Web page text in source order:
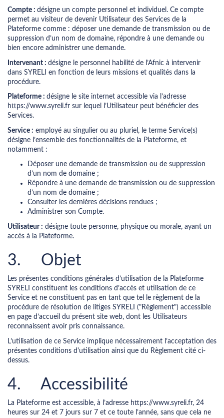
Compte : désigne un compte personnel et individuel. Ce compte
permet au visiteur de devenir Utilisateur des Services de la
Plateforme comme : déposer une demande de transmission ou de
suppression d’un nom de domaine, répondre à une demande ou
bien encore administrer une demande.
Intervenant : désigne le personnel habilité de l’Afnic à intervenir
dans SYRELI en fonction de leurs missions et qualités dans la
procédure.
Plateforme : désigne le site internet accessible via l’adresse
https://www.syreli.fr sur lequel l’Utilisateur peut bénéficier des
Services.
Service : employé au singulier ou au pluriel, le terme Service(s)
désigne l’ensemble des fonctionnalités de la Plateforme, et
notamment :
Déposer une demande de transmission ou de suppression
d’un nom de domaine ;
Répondre à une demande de transmission ou de suppression
d’un nom de domaine ;
Consulter les dernières décisions rendues ;
Administrer son Compte.
Utilisateur : désigne toute personne, physique ou morale, ayant un
accès à la Plateforme.
3. Objet
Les présentes conditions générales d’utilisation de la Plateforme
SYRELI constituent les conditions d’accès et utilisation de ce
Service et ne constituent pas en tant que tel le règlement de la
procédure de résolution de litiges SYRELI ("Règlement") accessible
en page d’accueil du présent site web, dont les Utilisateurs
reconnaissent avoir pris connaissance.
L’utilisation de ce Service implique nécessairement l’acceptation des
présentes conditions d'utilisation ainsi que du Règlement cité ci-
dessus.
4. Accessibilité
La Plateforme est accessible, à l’adresse https://www.syreli.fr, 24
heures sur 24 et 7 jours sur 7 et ce toute l’année, sans que cela ne